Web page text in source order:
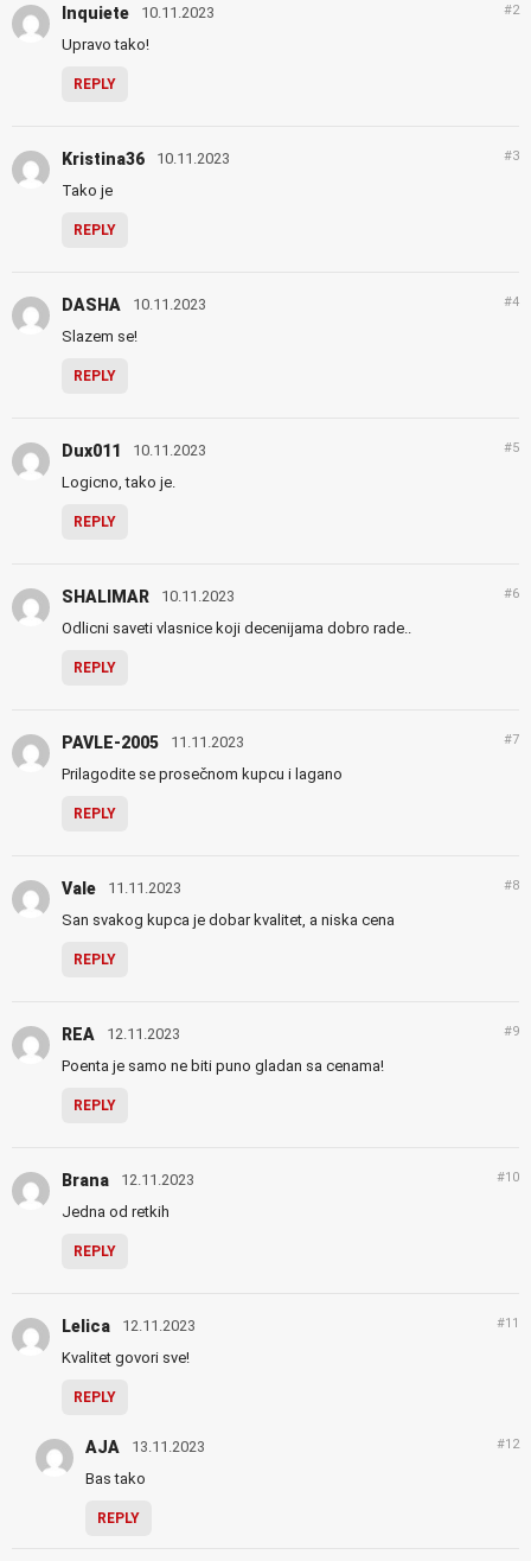
Inquiete 10.11.2023 #2
Upravo tako!
REPLY
Kristina36 10.11.2023 #3
Tako je
REPLY
DASHA 10.11.2023 #4
Slazem se!
REPLY
Dux011 10.11.2023 #5
Logicno, tako je.
REPLY
SHALIMAR 10.11.2023 #6
Odlicni saveti vlasnice koji decenijama dobro rade..
REPLY
PAVLE-2005 11.11.2023 #7
Prilagodite se prosečnom kupcu i lagano
REPLY
Vale 11.11.2023 #8
San svakog kupca je dobar kvalitet, a niska cena
REPLY
REA 12.11.2023 #9
Poenta je samo ne biti puno gladan sa cenama!
REPLY
Brana 12.11.2023 #10
Jedna od retkih
REPLY
Lelica 12.11.2023 #11
Kvalitet govori sve!
REPLY
AJA 13.11.2023 #12
Bas tako
REPLY